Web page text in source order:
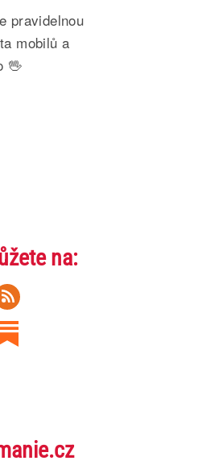
pravidelnou
mobilů a
🖖
na: